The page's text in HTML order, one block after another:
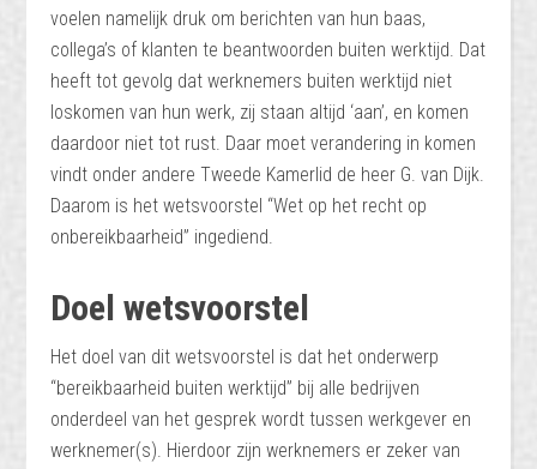
voelen namelijk druk om berichten van hun baas,
collega’s of klanten te beantwoorden buiten werktijd. Dat
heeft tot gevolg dat werknemers buiten werktijd niet
loskomen van hun werk, zij staan altijd ‘aan’, en komen
daardoor niet tot rust. Daar moet verandering in komen
vindt onder andere Tweede Kamerlid de heer G. van Dijk.
Daarom is het wetsvoorstel “Wet op het recht op
onbereikbaarheid” ingediend.
Doel wetsvoorstel
Het doel van dit wetsvoorstel is dat het onderwerp
“bereikbaarheid buiten werktijd” bij alle bedrijven
onderdeel van het gesprek wordt tussen werkgever en
werknemer(s). Hierdoor zijn werknemers er zeker van